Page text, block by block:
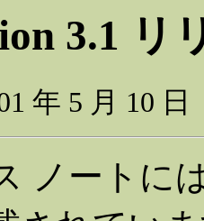
3.1 リ
年 5 月 10 日
ノートに